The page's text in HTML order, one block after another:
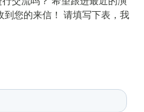
到您的来信！ 请填写下表，我